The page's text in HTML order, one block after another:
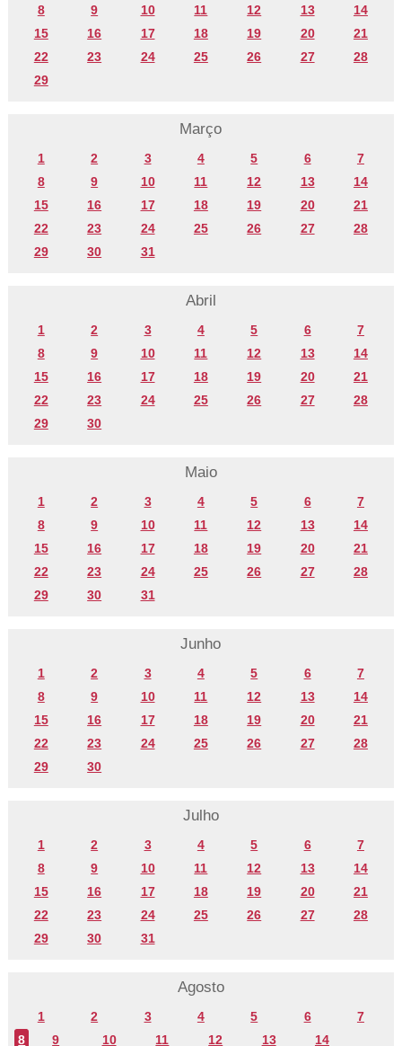
8
9 10 11 12 13
14
15
16 17 18 19 20
21
22
23 24 25 26 27
28
29
Março
1 2 3 4 5 6
7
8
9 10 11 12 13
14
15
16 17 18 19 20
21
22
23 24 25 26 27
28
29
30 31
Abril
1 2 3 4 5 6
7
8
9 10 11 12 13
14
15
16 17 18 19 20
21
22
23 24 25 26 27
28
29
30
Maio
1 2 3 4 5 6
7
8
9 10 11 12 13
14
15
16 17 18 19 20
21
22
23 24 25 26 27
28
29
30 31
Junho
1 2 3 4 5 6
7
8
9 10 11 12 13
14
15
16 17 18 19 20
21
22
23 24 25 26 27
28
29
30
Julho
1 2 3 4 5 6
7
8
9 10 11 12 13
14
15
16 17 18 19 20
21
22
23 24 25 26 27
28
29
30 31
Agosto
1 2 3 4 5 6
7
8
9 10 11 12 13 14